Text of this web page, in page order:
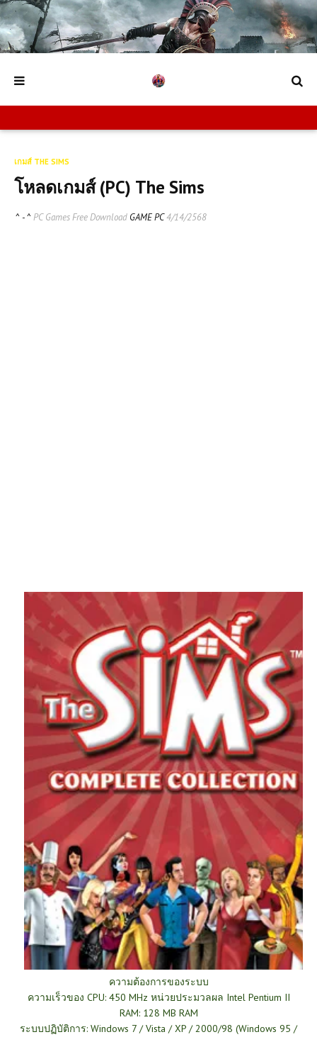
เกมส์ THE SIMS
โหลดเกมส์ (PC) The Sims
^ - ^ PC Games Free Download GAME PC4/14/2568
ความต้องการของระบบ
ความเร็วของ CPU: 450 MHz หน่วยประมวลผล Intel Pentium II
RAM: 128 MB RAM
ระบบปฏิบัติการ: Windows 7 / Vista / XP / 2000/98 (Windows 95 /